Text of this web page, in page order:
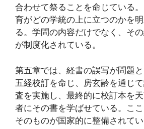
合わせて祭ることを命じている
育がどの学統の上に立つのかを
る。学問の内容だけでなく、そ
が制度化されている。
第五章では、経書の誤写が問題
五経校訂を命じ、房玄齢を通じ
査を実施し、最終的に校訂本を
者にその書を学ばせている。こ
そのものが国家的に整備されて